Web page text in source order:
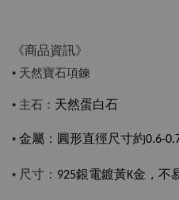
《商品資訊》
• 天然寶石項鍊
• 主石： 天然蛋白石
• 金屬： 圓形直徑尺寸約0.6-
• 尺寸： 925銀電鍍黃K金，不